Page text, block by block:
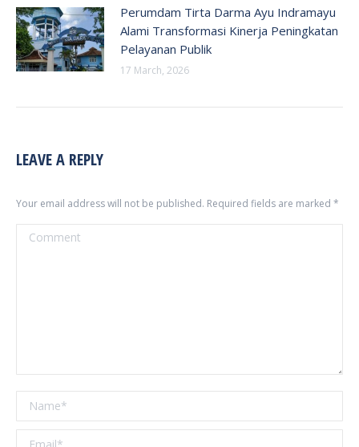
Perumdam Tirta Darma Ayu Indramayu
Alami Transformasi Kinerja Peningkatan
Pelayanan Publik
17 March, 2026
LEAVE A REPLY
Your email address will not be published. Required fields are marked *
Comment
Name *
Email *